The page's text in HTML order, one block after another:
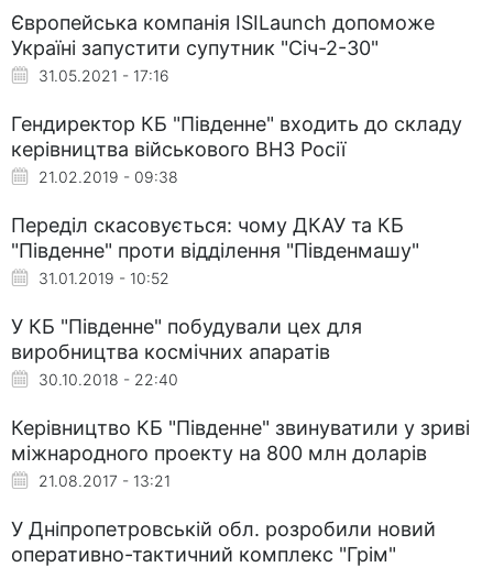
Європейська компанія ISILaunch допоможе
Україні запустити супутник "Січ-2-30"
31.05.2021 - 17:16
Гендиректор КБ "Південне" входить до складу
керівництва військового ВНЗ Росії
21.02.2019 - 09:38
Переділ скасовується: чому ДКАУ та КБ
"Південне" проти відділення "Південмашу"
31.01.2019 - 10:52
У КБ "Південне" побудували цех для
виробництва космічних апаратів
30.10.2018 - 22:40
Керівництво КБ "Південне" звинуватили у зриві
міжнародного проекту на 800 млн доларів
21.08.2017 - 13:21
У Дніпропетровській обл. розробили новий
оперативно-тактичний комплекс "Грім"